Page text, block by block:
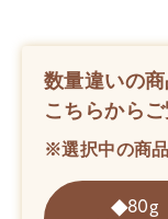
数量違いの
こちらからご
※選択中の商
80g